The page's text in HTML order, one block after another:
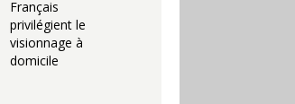
Français
privilégient le
visionnage à
domicile